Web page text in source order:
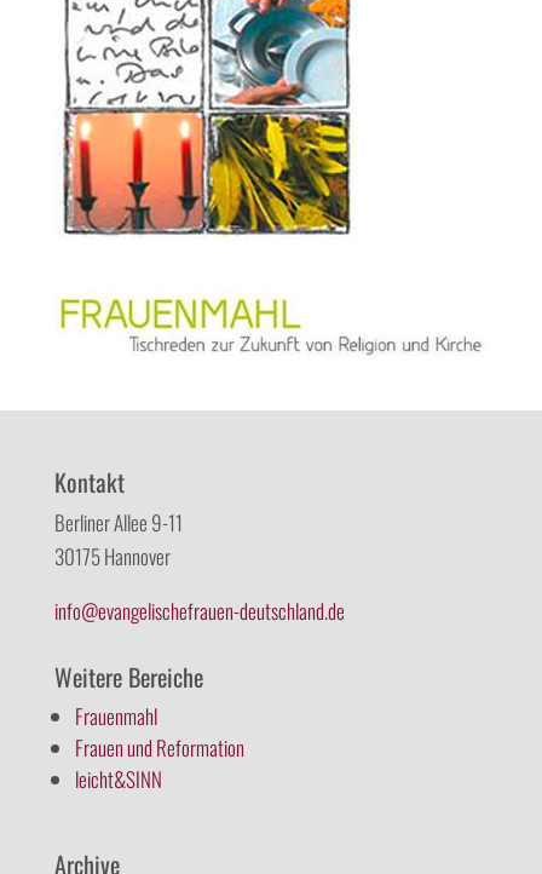
Kontakt
Berliner Allee 9-11
30175 Hannover
info@evangelischefrauen-deutschland.de
Weitere Bereiche
Frauenmahl
Frauen und Reformation
leicht&SINN
Archive